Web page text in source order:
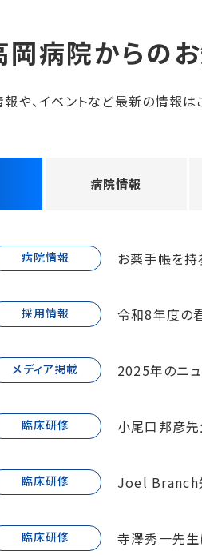
病院からの
や、イベントなど最新の情報は
病院情報
病院情報 お薬手帳を持
採用情報 令和8年度の
メディア掲載 2025年のニ
臨床研修 小尾口邦彦先
臨床研修 Joel Branch
臨床研修 寺澤秀一先生